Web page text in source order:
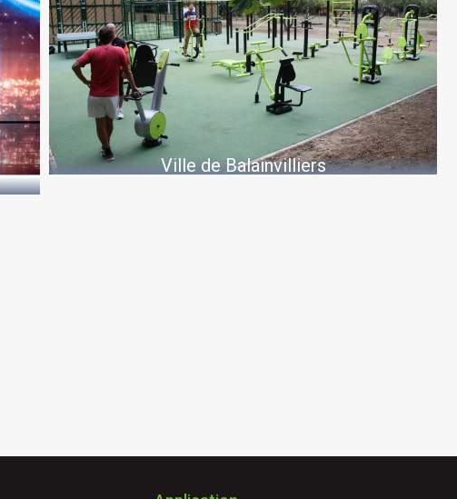
Ville de Balainvilliers